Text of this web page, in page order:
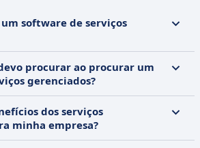
software de serviços
procurar ao procurar um
gerenciados?
dos serviços
minha empresa?